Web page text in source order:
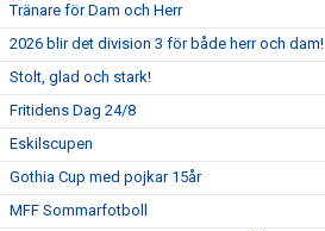
Tränare för Dam och Herr
2026 blir det division 3 för både herr och dam!
Stolt, glad och stark!
Fritidens Dag 24/8
Eskilscupen
Gothia Cup med pojkar 15år
MFF Sommarfotboll